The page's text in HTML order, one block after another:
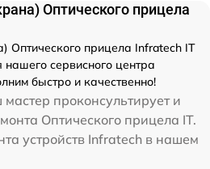
Оптического прицела
Оптического прицела Infratech IT
сервисного центра
быстро и качественно!
проконсультирует и
Оптического прицела IT.
устройств Infratech в нашем